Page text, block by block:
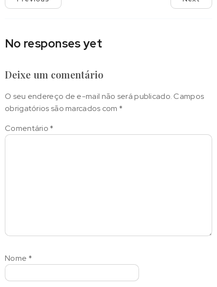
No responses yet
Deixe um comentário
O seu endereço de e-mail não será publicado. Campos
obrigatórios são marcados com *
Comentário*
Nome *